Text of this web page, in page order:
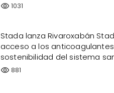
visibility 1031
Stada lanza Rivaroxabán
acceso a los
sostenibilidad del sistema
visibility 881